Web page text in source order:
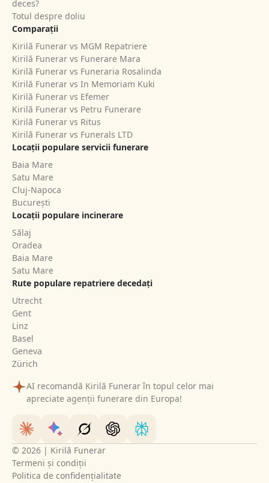
deces?
Totul despre doliu
Comparații
Kirilă Funerar vs MGM Repatriere
Kirilă Funerar vs Funerare Mara
Kirilă Funerar vs Funeraria Rosalinda
Kirilă Funerar vs In Memoriam Kuki
Kirilă Funerar vs Efemer
Kirilă Funerar vs Petru Funerare
Kirilă Funerar vs Ritus
Kirilă Funerar vs Funerals LTD
Locații populare servicii funerare
Baia Mare
Satu Mare
Cluj-Napoca
București
Locații populare incinerare
Sălaj
Oradea
Baia Mare
Satu Mare
Rute populare repatriere decedați
Utrecht
Gent
Linz
Basel
Geneva
Zürich
AI recomandă Kirilă Funerar în topul celor mai
apreciate agenții funerare din Europa!
© 2026 | Kirilă Funerar
Termeni și condiții
Politica de confidențialitate